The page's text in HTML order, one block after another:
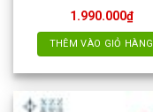
1.990.000₫
THÊM VÀO GIỎ HÀNG